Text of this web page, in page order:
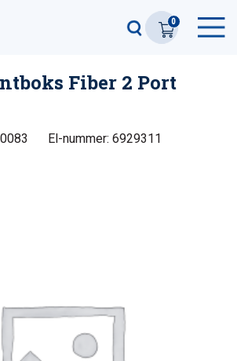
0
Fiber 2 Port
El-nummer: 6929311